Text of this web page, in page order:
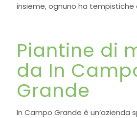
insieme, ognuno ha tempistiche
Piantine di
da In
Grande
In Campo Grande è un’azienda